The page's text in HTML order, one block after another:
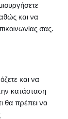
και να
σας.
και να
κατάσταση
θα πρέπει να